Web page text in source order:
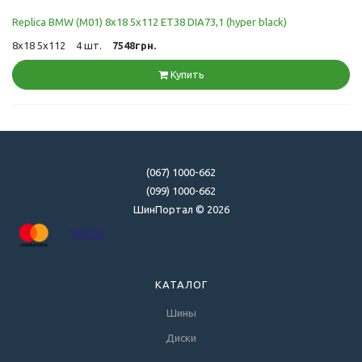
Replica BMW (M01) 8x18 5x112 ET38 DIA73,1 (hyper black)
8x18 5x112 4 шт. 7548грн.
Купить
(067) 1000-662
(099) 1000-662
ШинПортал © 2026
КАТАЛОГ
Шины
Диски